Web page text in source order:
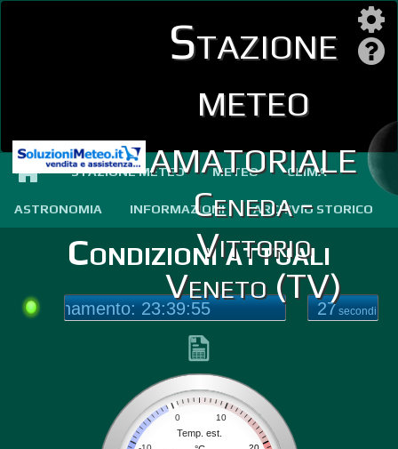
Stazione
meteo
amatoriale
Ceneda -
Vittorio
Veneto (TV)
STAZIONE METEO METEO CLIMA
ASTRONOMIA INFORMAZIONI ARCHIVIO STORICO
Condizioni attuali